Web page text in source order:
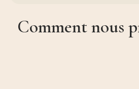
Comment nous